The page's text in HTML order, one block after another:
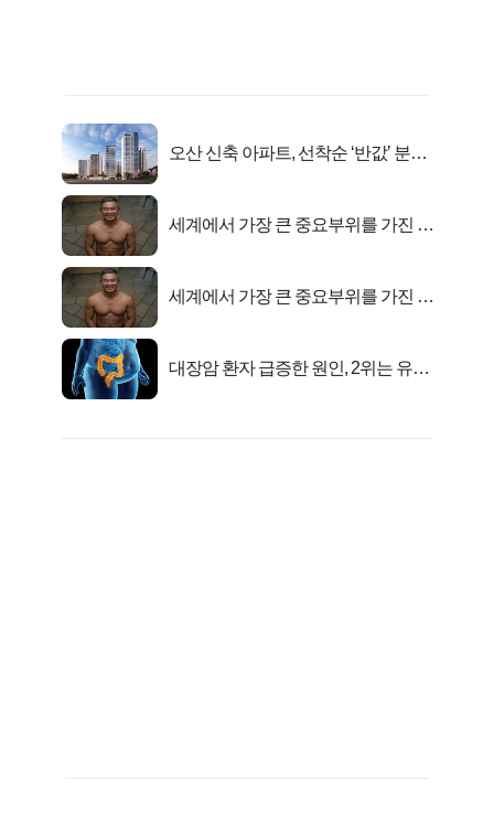
오산 신축 아파트, 선착순 ‘반값’ 분양
세계에서 가장 큰 중요부위를 가진 남
세계에서 가장 큰 중요부위를 가진 남
대장암 환자 급증한 원인, 2위는 유산